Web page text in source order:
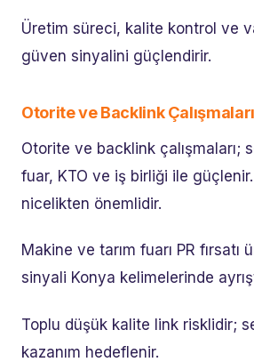
Üretim süreci, kalite kontrol ve
güven sinyalini güçlendirir.
Otorite ve Backlink Çalışmaları
Otorite ve backlink çalışmaları;
fuar, KTO ve iş birliği ile güçlenir.
nicelikten önemlidir.
Makine ve tarım fuarı PR fırsatı
sinyali Konya kelimelerinde
Toplu düşük kalite link risklidir;
kazanım hedeflenir.